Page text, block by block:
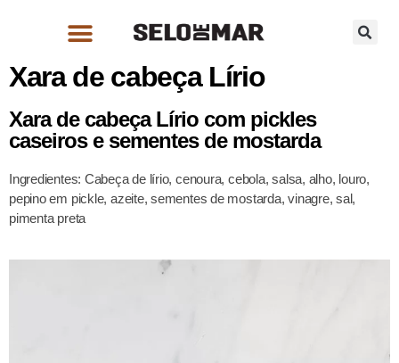
Xara de cabeça Lírio
Xara de cabeça Lírio com pickles
caseiros e sementes de mostarda
Ingredientes: Cabeça de lírio, cenoura, cebola, salsa, alho, louro,
pepino em pickle, azeite, sementes de mostarda, vinagre, sal,
pimenta preta